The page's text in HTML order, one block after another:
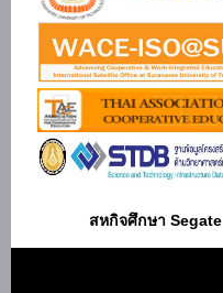
สหกิจศึกษา Segate